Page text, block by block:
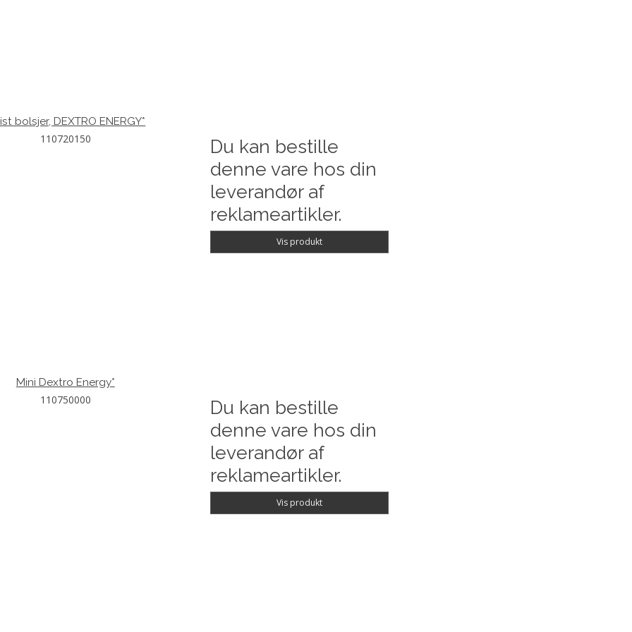
bolsjer, DEXTRO ENERGY*
110720150
Du kan bestille
denne vare hos din
leverandør af
reklameartikler.
Vis produkt
Mini Dextro Energy*
110750000
Du kan bestille
denne vare hos din
leverandør af
reklameartikler.
Vis produkt